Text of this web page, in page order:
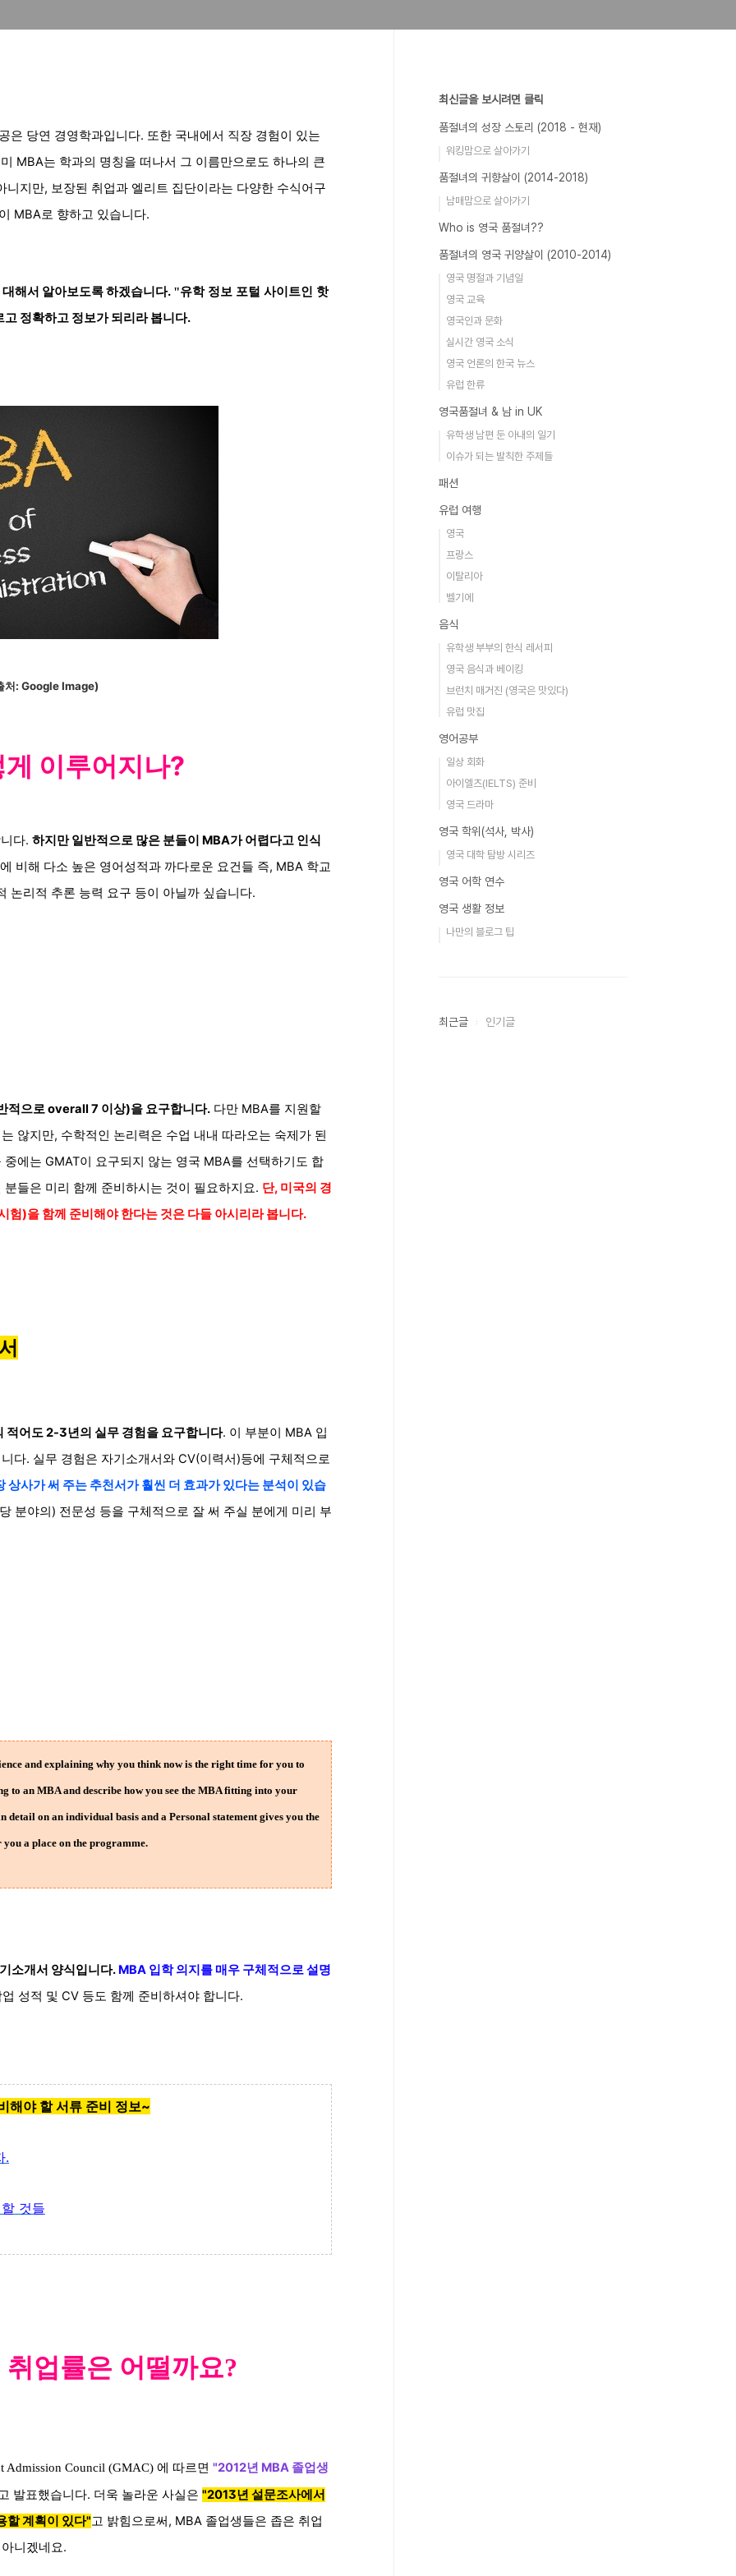
은 당연 경영학과입니다. 또한 국내에서 직장 경험이 있는
MBA는 학과의 명칭을 떠나서 그 이름만으로도 하나의 큰
지만, 보장된 취업과 엘리트 집단이라는 다양한 수식어구
MBA로 향하고 있습니다.
해서 알아보도록 하겠습니다. "유학 정보 포털 사이트인 핫
정확하고 정보가 되리라 봅니다.
처: Google Image)
이루어지나?
다. 하지만 일반적으로 많은 분들이 MBA가 어렵다고 인식
비해 다소 높은 영어성적과 까다로운 요건들 즉, MBA 학교
논리적 추론 능력 요구 등이 아닐까 싶습니다.
적으로 overall 7 이상)을 요구합니다. 다만 MBA를 지원할
않지만, 수학적인 논리력은 수업 내내 따라오는 숙제가 된
에는 GMAT이 요구되지 않는 영국 MBA를 선택하기도 합
들은 미리 함께 준비하시는 것이 필요하지요. 단, 미국의 경
험)을 함께 준비해야 한다는 것은 다들 아시리라 봅니다.
적어도 2-3년의 실무 경험을 요구합니다. 이 부분이 MBA 입
다. 실무 경험은 자기소개서와 CV(이력서)등에 구체적으로
상사가 써 주는 추천서가 훨씬 더 효과가 있다는 분석이 있습
분야의) 전문성 등을 구체적으로 잘 써 주실 분에게 미리 부
and explaining why you think now is the right time for you to
to an MBA and describe how you see the MBA fitting into your
on an individual basis and a Personal statement gives you the
a place on the programme.
소개서 양식입니다. MBA 입학 의지를 매우 구체적으로 설명
성적 및 CV 등도 함께 준비하셔야 합니다.
해야 할 서류 준비 정보~
.
것들
업률은 어떨까요?
Admission Council (GMAC) 에 따르면 "2012년 MBA 졸업생
발표했습니다. 더욱 놀라운 사실은 "2013년 설문조사에서
할 계획이 있다"고 밝힘으로써, MBA 졸업생들은 좁은 취업
니겠네요.
최신글을 보시려면 클릭
품절녀의 성장 스토리 (2018 - 현재)
워킹맘으로 살아가기
품절녀의 귀향살이 (2014-2018)
남매맘으로 살아가기
Who is 영국 품절녀??
품절녀의 영국 귀양살이 (2010-2014)
영국 명절과 기념일
영국 교육
영국인과 문화
실시간 영국 소식
영국 언론의 한국 뉴스
유럽 한류
영국품절녀 & 남 in UK
유학생 남편 둔 아내의 일기
이슈가 되는 발칙한 주제들
패션
유럽 여행
영국
프랑스
이탈리아
벨기에
음식
유학생 부부의 한식 레서피
영국 음식과 베이킹
브런치 매거진 (영국은 맛있다)
유럽 맛집
영어공부
일상 회화
아이엘츠(IELTS) 준비
영국 드라마
영국 학위(석사, 박사)
영국 대학 탐방 시리즈
영국 어학 연수
영국 생활 정보
나만의 블로그 팁
최근글 인기글